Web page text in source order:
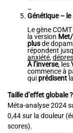
–
Génétique – le
Le gène COMT
la version
plusde
répondent
anxiété,
À l’inverse, les
commence à
qui prédisent
Taille d’effet globale ?
Méta-analyse 2024
0,44 sur la douleur
scores).